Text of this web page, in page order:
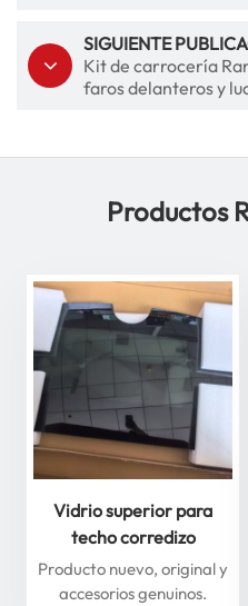
SIGUIENTE
Kit de carrocería
faros delanteros y
Productos
Vidrio superior para
techo corredizo
delantero y trasero para
Li Auto Serie L: mejore
Producto nuevo, original y
accesorios genuinos.